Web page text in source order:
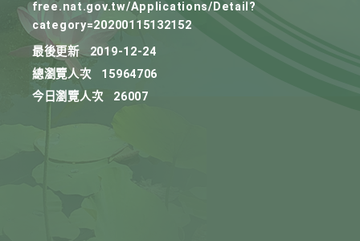
free.nat.gov.tw/Applications/Detail?
category=20200115132152
最後更新
2019-12-24
總瀏覽人次
15964706
今日瀏覽人次
26007